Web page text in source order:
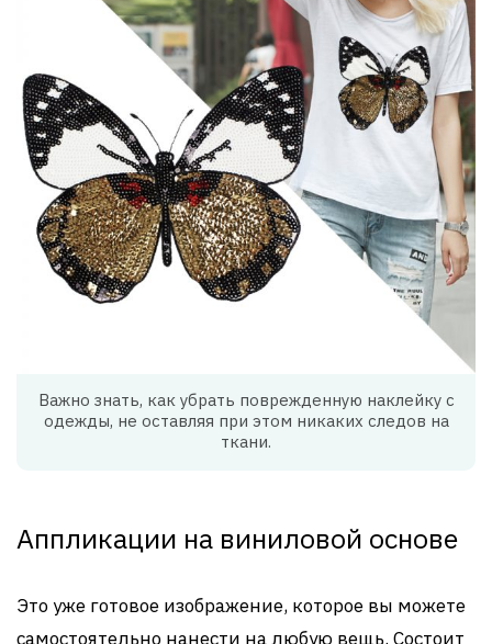
Важно знать, как убрать поврежденную наклейку с
одежды, не оставляя при этом никаких следов на
ткани.
Аппликации на виниловой основе
Это уже готовое изображение, которое вы можете
самостоятельно нанести на любую вещь. Состоит